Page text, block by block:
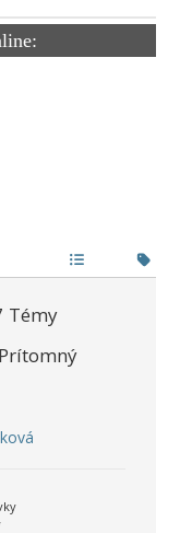
Témy
Prítomný